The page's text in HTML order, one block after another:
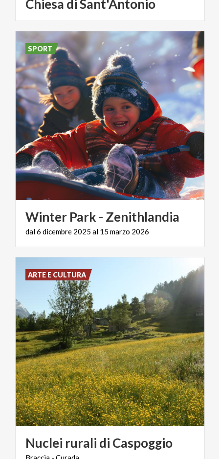
Chiesa diSant'Antonio
Winter Park - Zenithlandia
dal6 dicembre 2025 al 15 marzo 2026
SPORT
Nuclei rurali di Caspoggio
ARTE E CULTURA